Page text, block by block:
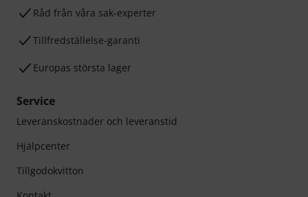
Råd från våra sak-experter
Tillfredställelse-garanti
Europas största lager
Service
Leveranskostnader och leveranstid
Hjälpcenter
Tillgodokvitton